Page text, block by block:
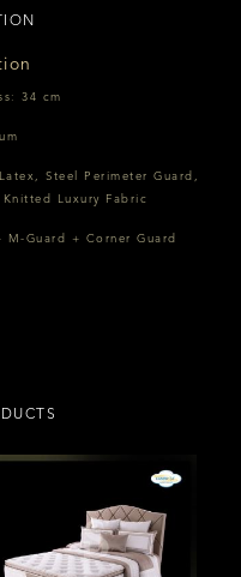
34 cm
Steel Perimeter Guard,
Luxury Fabric
M-Guard + Corner Guard